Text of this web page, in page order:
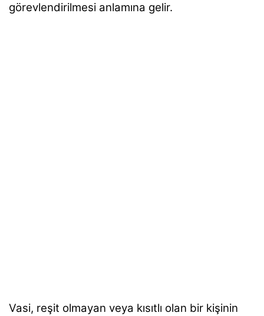
görevlendirilmesi anlamına gelir.
Vasi, reşit olmayan veya kısıtlı olan bir kişinin